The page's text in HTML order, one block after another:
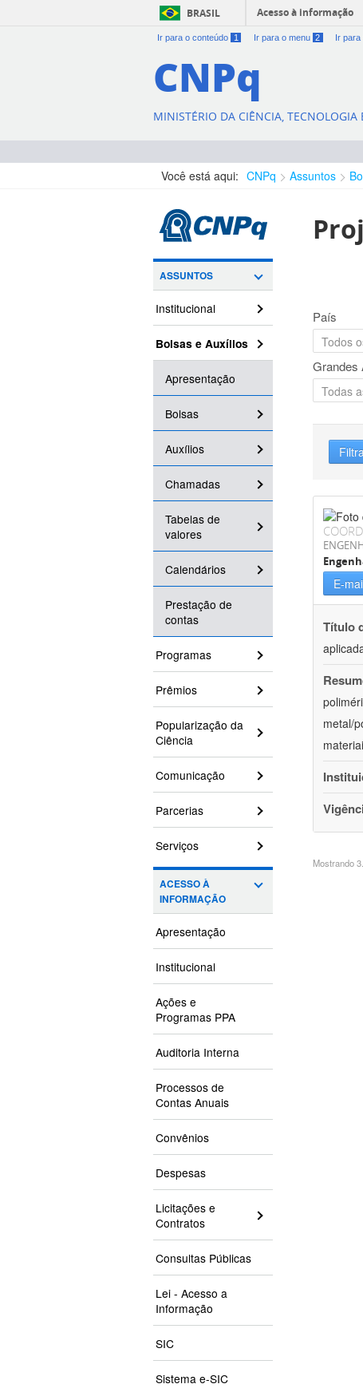
BRASIL Acesso à informação
Ir para o conteúdo 1 Ir para o menu 2 Ir para
CNPq
MINISTÉRIO DA CIÊNCIA, TECNOLOGIA
Você está aqui: CNPq Assuntos
ASSUNTOS
Institucional
Bolsas e Auxílios
Apresentação
Bolsas
Auxílios
Chamadas
Tabelas de
valores
Calendários
Prestação de
contas
Programas
Prêmios
Popularização da
Ciência
Comunicação
Parcerias
Serviços
ACESSO À
INFORMAÇÃO
Apresentação
Institucional
Ações e
Programas PPA
Auditoria Interna
Processos de
Contas Anuais
Convênios
Despesas
Licitações e
Contratos
Consultas Públicas
Lei - Acesso a
Informação
SIC
Sistema e-SIC
País
Grandes
E-
Título
metal/
Mostrando